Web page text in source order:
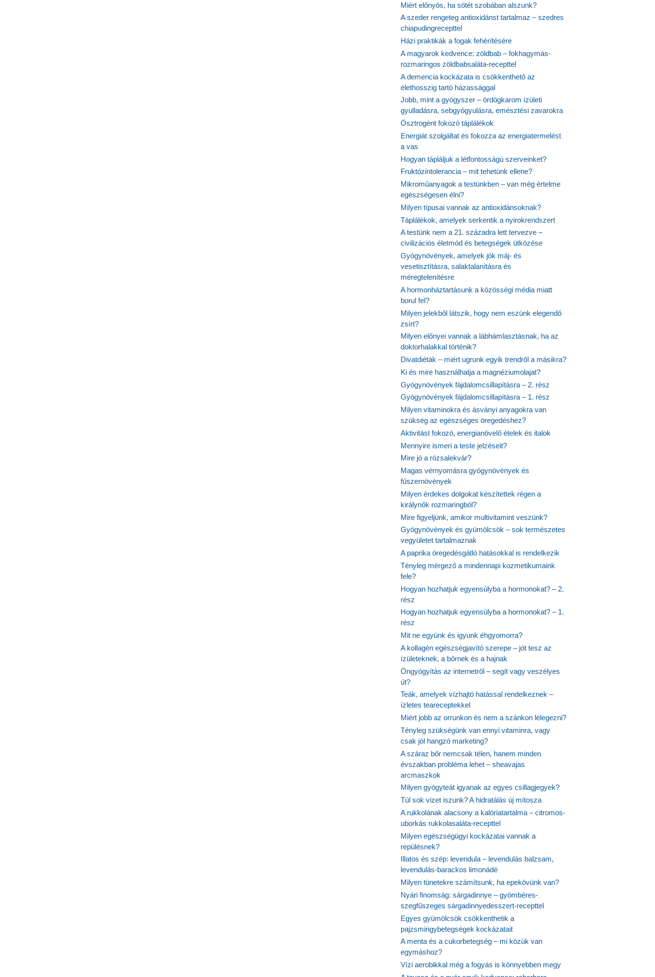
Miért előnyös, ha sötét szobában alszunk?
A szeder rengeteg antioxidánst tartalmaz – szedres
chiapudingrecepttel
Házi praktikák a fogak fehérítésére
A magyarok kedvence: zöldbab – fokhagymás-
rozmaringos zöldbabsaláta-recepttel
A demencia kockázata is csökkenthető az
élethosszig tartó házassággal
Jobb, mint a gyógyszer – ördögkarom ízületi
gyulladásra, sebgyógyulásra, emésztési zavarokra
Ösztrogént fokozó táplálékok
Energiát szolgáltat és fokozza az energiatermelést
a vas
Hogyan tápláljuk a létfontosságú szerveinket?
Fruktózintolerancia – mit tehetünk ellene?
Mikroműanyagok a testünkben – van még értelme
egészségesen élni?
Milyen típusai vannak az antioxidánsoknak?
Táplálékok, amelyek serkentik a nyirokrendszert
A testünk nem a 21. századra lett tervezve –
civilizációs életmód és betegségek ütközése
Gyógynövények, amelyek jók máj- és
vesetisztításra, salaktalanításra és
méregtelenítésre
A hormonháztartásunk a közösségi média miatt
borul fel?
Milyen jelekből látszik, hogy nem eszünk elegendő
zsírt?
Milyen előnyei vannak a lábhámlasztásnak, ha az
doktorhalakkal történik?
Divatdiéták – miért ugrunk egyik trendről a másikra?
Ki és mire használhatja a magnéziumolajat?
Gyógynövények fájdalomcsillapításra – 2. rész
Gyógynövények fájdalomcsillapításra – 1. rész
Milyen vitaminokra és ásványi anyagokra van
szükség az egészséges öregedéshez?
Aktivitást fokozó, energianövelő ételek és italok
Mennyire ismeri a teste jelzéseit?
Mire jó a rózsalekvár?
Magas vérnyomásra gyógynövények és
fűszernövények
Milyen érdekes dolgokat készítettek régen a
királynők rozmaringból?
Mire figyeljünk, amikor multivitamint veszünk?
Gyógynövények és gyümölcsök – sok természetes
vegyületet tartalmaznak
A paprika öregedésgátló hatásokkal is rendelkezik
Tényleg mérgező a mindennapi kozmetikumaink
fele?
Hogyan hozhatjuk egyensúlyba a hormonokat? – 2.
rész
Hogyan hozhatjuk egyensúlyba a hormonokat? – 1.
rész
Mit ne együnk és igyunk éhgyomorra?
A kollagén egészségjavító szerepe – jót tesz az
ízületeknek, a bőrnek és a hajnak
Öngyógyítás az internetről – segít vagy veszélyes
út?
Teák, amelyek vízhajtó hatással rendelkeznek –
ízletes teareceptekkel
Miért jobb az orrunkon és nem a szánkon lélegezni?
Tényleg szükségünk van ennyi vitaminra, vagy
csak jól hangzó marketing?
A száraz bőr nemcsak télen, hanem minden
évszakban probléma lehet – sheavajas
arcmaszkok
Milyen gyógyteát igyanak az egyes csillagjegyek?
Túl sok vizet iszunk? A hidratálás új mítosza
A rukkolának alacsony a kalóriatartalma – citromos-
uborkás rukkolasaláta-recepttel
Milyen egészségügyi kockázatai vannak a
repülésnek?
Illatos és szép: levendula – levendulás balzsam,
levendulás-barackos limonádé
Milyen tünetekre számítsunk, ha epekövünk van?
Nyári finomság: sárgadinnye – gyömbéres-
szegfűszeges sárgadinnyedesszert-recepttel
Egyes gyümölcsök csökkenthetik a
pajzsmirigybetegségek kockázatait
A menta és a cukorbetegség – mi közük van
egymáshoz?
Vízi aerobikkal még a fogyás is könnyebben megy